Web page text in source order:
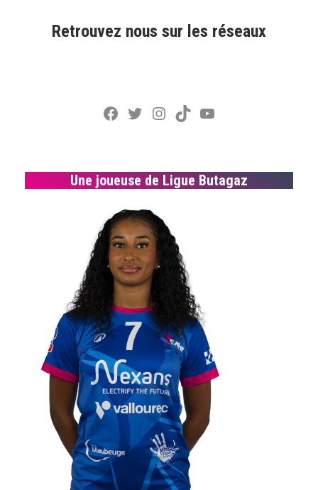
Retrouvez nous sur les réseaux
Facebook
Twitter
Instagram
TikTokYouTube
Une joueuse de Ligue Butagaz